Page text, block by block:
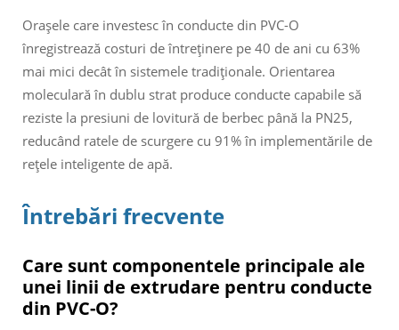
Orașele care investesc în conducte din PVC-O
înregistrează costuri de întreținere pe 40 de ani cu 63%
mai mici decât în sistemele tradiționale. Orientarea
moleculară în dublu strat produce conducte capabile să
reziste la presiuni de lovitură de berbec până la PN25,
reducând ratele de scurgere cu 91% în implementările de
rețele inteligente de apă.
Întrebări frecvente
Care sunt componentele principale ale
unei linii de extrudare pentru conducte
din PVC-O?